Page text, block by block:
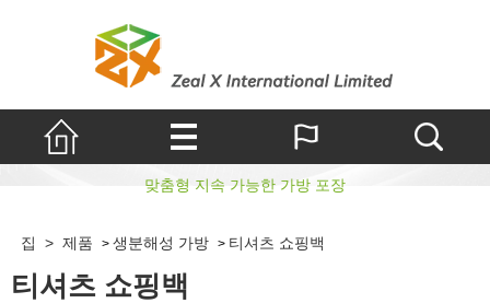
티셔츠 쇼핑백
맞춤형 지속 가능한 가방 포장
집 > 제품 > 생분해성 가방 > 티셔츠 쇼핑백
티셔츠 쇼핑백